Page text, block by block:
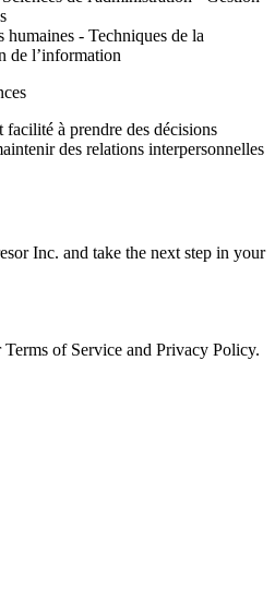
- Techniques de la
de l’information
facilité à prendre des décisions
des relations interpersonnelles
Inc. and take the next step in your
of Service and Privacy Policy.